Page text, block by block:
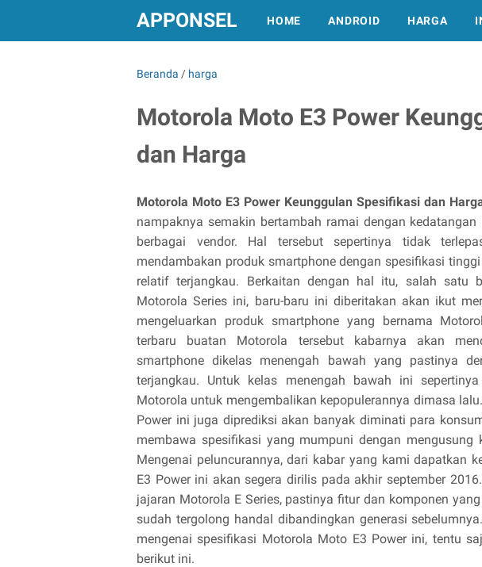
APPONSEL HOME ANDROID HARGA
Beranda / harga
Motorola Moto E3 Power
dan Harga
Motorola Moto E3 Power Keunggulan Spesifikasi dan
nampaknya semakin bertambah ramai dengan
berbagai vendor. Hal tersebut sepertinya tidak
mendambakan produk smartphone dengan spesifikasi
relatif terjangkau. Berkaitan dengan hal itu, salah satu
Motorola Series ini, baru-baru ini diberitakan akan ikut
mengeluarkan produk smartphone yang bernama
terbaru buatan Motorola tersebut kabarnya akan
smartphone dikelas menengah bawah yang pastinya
terjangkau. Untuk kelas menengah bawah ini
Motorola untuk mengembalikan kepopulerannya dimasa
Power ini juga diprediksi akan banyak diminati para
membawa spesifikasi yang mumpuni dengan mengusung
Mengenai peluncurannya, dari kabar yang kami dapatkan
E3 Power ini akan segera dirilis pada akhir september
jajaran Motorola E Series, pastinya fitur dan komponen
sudah tergolong handal dibandingkan generasi
mengenai spesifikasi Motorola Moto E3 Power ini, tentu
berikut ini.